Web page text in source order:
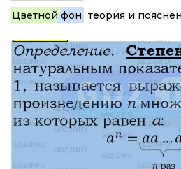
Цветной фон теория и